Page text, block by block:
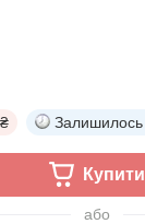
Залишилось
Купити
або